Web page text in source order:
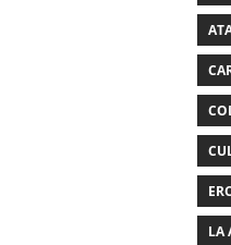
LA